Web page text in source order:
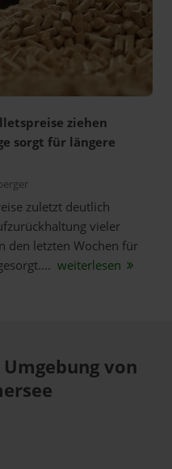
ziehen
sorgt für längere
zuletzt deutlich
vieler
den letzten Wochen für
weiterlesen
von